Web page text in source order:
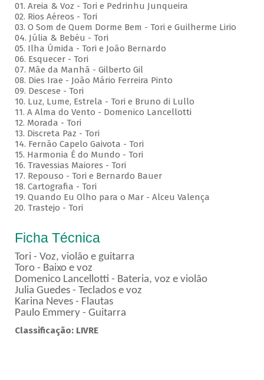
01. Areia & Voz - Tori e Pedrinhu Junqueira
02. ⁠Rios Aéreos - Tori
03. O Som de Quem Dorme Bem - Tori e Guilherme Lirio
04. Júlia & Bebéu - Tori
05. Ilha Úmida - Tori e João Bernardo
06. Esquecer - Tori
07. Mãe da Manhã - Gilberto Gil
08. Dies Irae - João Mário Ferreira Pinto
09. Descese - Tori
10. Luz, Lume, Estrela - Tori e Bruno di Lullo
11. A Alma do Vento - Domenico Lancellotti
12. Morada - Tori
13. Discreta Paz - Tori
14. Fernão Capelo Gaivota - Tori
15. Harmonia É do Mundo - Tori
16. Travessias Maiores - Tori
17. Repouso - Tori e Bernardo Bauer
⁠18. Cartografia - Tori
19. Quando Eu Olho para o Mar - Alceu Valença
20. Trastejo - Tori
Ficha Técnica
Tori - Voz, violão e guitarra
Toro - Baixo e voz
Domenico Lancellotti - Bateria, voz e violão
Julia Guedes - Teclados e voz
Karina Neves - Flautas
Paulo Emmery - Guitarra
Classificação: LIVRE